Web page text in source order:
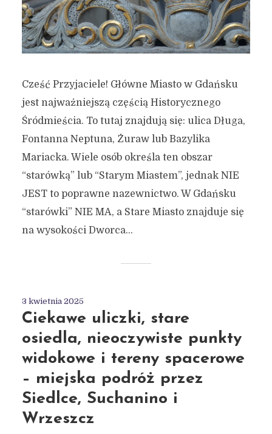
Cześć Przyjaciele! Główne Miasto w Gdańsku
jest najważniejszą częścią Historycznego
Śródmieścia. To tutaj znajdują się: ulica Długa,
Fontanna Neptuna, Żuraw lub Bazylika
Mariacka. Wiele osób określa ten obszar
“starówką” lub “Starym Miastem”, jednak NIE
JEST to poprawne nazewnictwo. W Gdańsku
“starówki” NIE MA, a Stare Miasto znajduje się
na wysokości Dworca...
3 kwietnia 2025
Ciekawe uliczki, stare
osiedla, nieoczywiste punkty
widokowe i tereny spacerowe
– miejska podróż przez
Siedlce, Suchanino i
Wrzeszcz